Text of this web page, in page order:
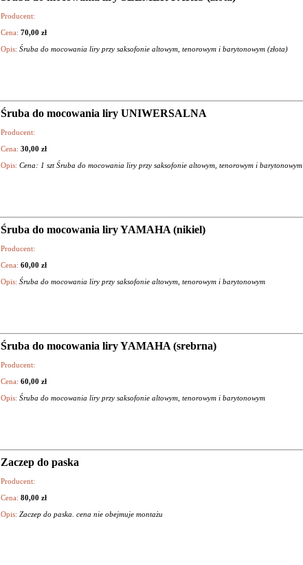
Producent:
Cena: 70,00 zł
Opis: Śruba do mocowania liry przy saksofonie altowym, tenorowym i barytonowym (złota)
Śruba do mocowania liry UNIWERSALNA
Producent:
Cena: 30,00 zł
Opis: Cena: 1 szt Śruba do mocowania liry przy saksofonie altowym, tenorowym i barytonowym
Śruba do mocowania liry YAMAHA (nikiel)
Producent:
Cena: 60,00 zł
Opis: Śruba do mocowania liry przy saksofonie altowym, tenorowym i barytonowym
Śruba do mocowania liry YAMAHA (srebrna)
Producent:
Cena: 60,00 zł
Opis: Śruba do mocowania liry przy saksofonie altowym, tenorowym i barytonowym
Zaczep do paska
Producent:
Cena: 80,00 zł
Opis: Zaczep do paska. cena nie obejmuje montażu